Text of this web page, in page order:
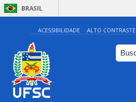
BRASIL
ACESSIBILIDADE ALTO CONTRASTE